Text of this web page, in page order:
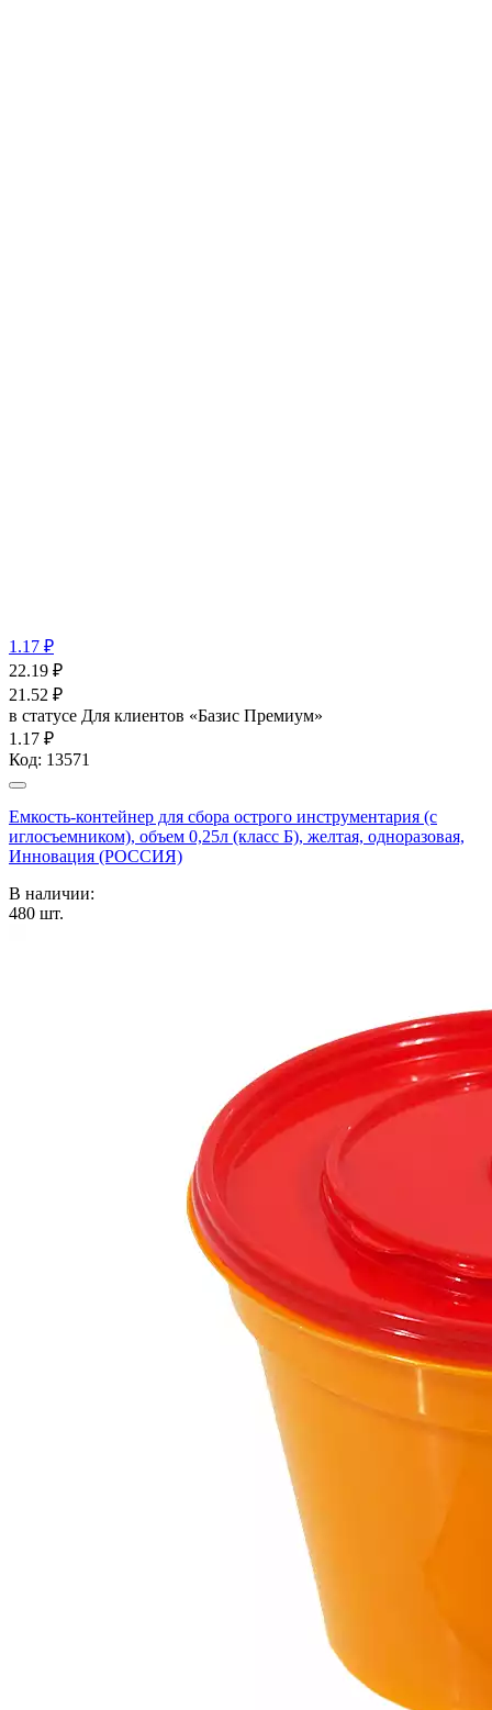
1.17 ₽
22.19 ₽
21.52 ₽
в статусе Для клиентов «Базис Премиум»
1.17 ₽
Код: 13571
Емкость-контейнер для сбора острого инструментария (с
иглосъемником), объем 0,25л (класс Б), желтая, одноразовая,
Инновация (РОССИЯ)
В наличии:
480 шт.